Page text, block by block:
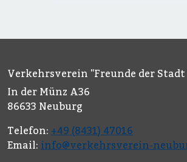
Verkehrsverein "Freunde der Stadt
In der Münz A36
86633 Neuburg
Telefon: +49 (8431) 47016
Email: info@verkehrsverein-